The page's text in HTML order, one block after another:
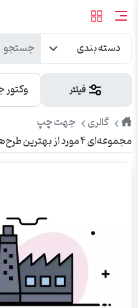
دسته بندی
فیلتر
طرح
پیک
گالری
جهت چپ
مجموعه‌ای ۴ مورد از بهترین طرح‌های لایه‌باز، وکتورهای قابل ویرایش و عکس‌های باکیفیت جهت چپ. مناسب برای تبلیغات، چاپ، بنر، شبکه‌های اجتماعی و وبسایت.